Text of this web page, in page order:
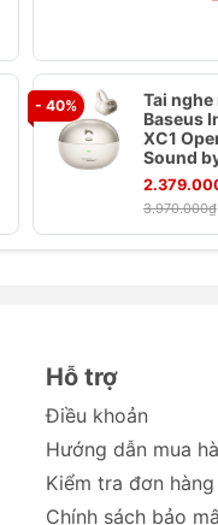
W02 (NGW02)
mẽ và ổn định,
gọi chỉ với một
gian chờ lên đến 120
và độ bền cao.
âm thanh chi tiết và
lúc mọi nơi.
- 40%
Tai nghe
Baseus
XC1
Sound
3.970.000₫
Hỗ trợ
Điều khoản
Hướng dẫn mua
Kiểm tra đơn hàng
Chính sách bảo